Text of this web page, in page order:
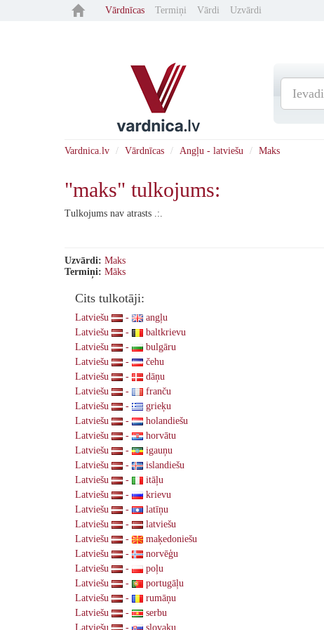
Vārdnīcas Termiņi Vārdi Uzvārdi
Vardnica.lv Vārdnīcas Angļu - latviešu Maks
"maks" tulkojums:
Tulkojums nav atrasts .:.
Uzvārdi: Maks
Termiņi: Māks
Cits tulkotāji:
Latviešu -
angļu
Latviešu
-
baltkrievu
Latviešu
-
bulgāru
Latviešu
-
čehu
Latviešu
-
dāņu
Latviešu
-
franču
Latviešu
-
grieķu
Latviešu
-
holandiešu
Latviešu
-
horvātu
Latviešu
-
igauņu
Latviešu
-
islandiešu
Latviešu
-
itāļu
Latviešu
-
krievu
Latviešu
-
latīņu
Latviešu
-
latviešu
Latviešu
-
maķedoniešu
Latviešu
-
norvēģu
Latviešu
-
poļu
Latviešu
-
portugāļu
Latviešu
-
rumāņu
Latviešu
-
serbu
Latviešu
- slovaku